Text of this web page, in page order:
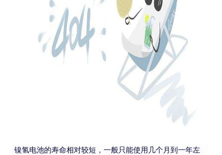
镍氢电池的寿命相对较短，一般只能使用几个月到一年左